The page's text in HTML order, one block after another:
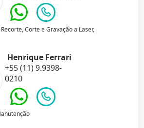
Corte e Gravação a Laser,
Henrique Ferrari
+55 (11) 9.9398-
0210